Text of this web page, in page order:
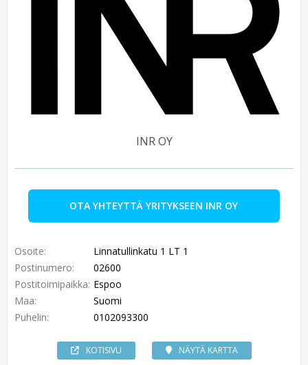
INR OY
OTA YHTEYTTÄ YRITYKSEEN INR OY
Osoite:
Linnatullinkatu 1 LT 1
Postinumero:
02600
Postitoimipaikka: Espoo
Maa:
Suomi
Puhelin:
0102093300
KOTISIVU NÄYTÄ KARTTA